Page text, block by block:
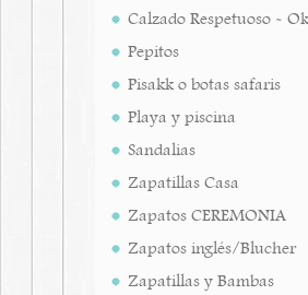
Calzado Respetuoso -
Pepitos
Pisakk o botas safaris
Playa y piscina
Sandalias
Zapatillas Casa
Zapatos CEREMONIA
Zapatos inglés/Blucher
Zapatillas y Bambas